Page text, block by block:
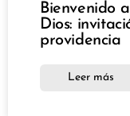
Bienvenido
Dios:
providencia
Leer más